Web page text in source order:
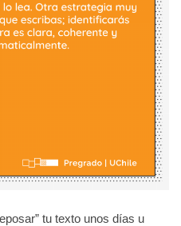
tu texto unos días u